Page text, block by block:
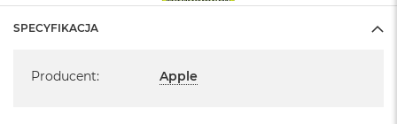
SPECYFIKACJA
Producent: Apple